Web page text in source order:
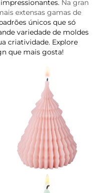
Na gran
extensas gamas de
únicos que só
variedade de moldes
criatividade. Explore
que mais gosta!